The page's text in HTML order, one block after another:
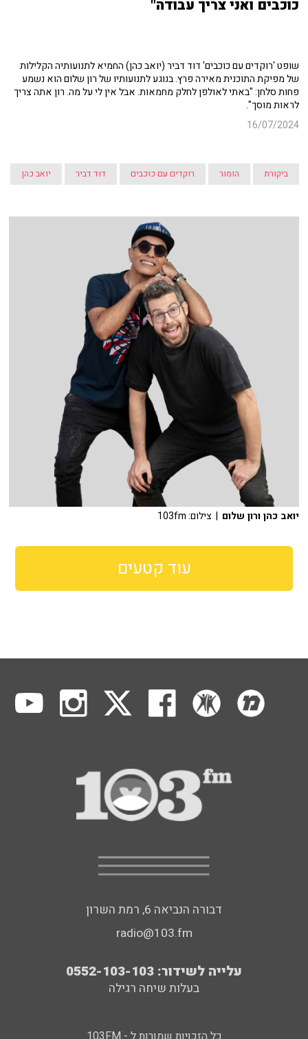
כוכבים ואני צריך עבודה"
שופט 'רוקדים עם כוכבים' דוד דביר (יואב כהן) החמיא לתנועותיה הקלילות
של מפיקת התוכנית מאירה פרץ. בנוגע לתנועותיו של רון שלום הוא נשמע
פחות סלחן: "באתי לאולפן לחלק מחמאות. אבל אין לי על מה. רון אתה צריך
לראות מוסך".
16/07/2024
ביקורת הומור רוקדים עם כוכבים דוד דביר יואב כהן
יואב כהן ורון שלום | צילום: 103fm
עוד קטעים
דבורה הנביאה 6, רמת השרון
radio@103.fm
עלייה לשידור: 0552-103-103
בעלות שיחה רגילה